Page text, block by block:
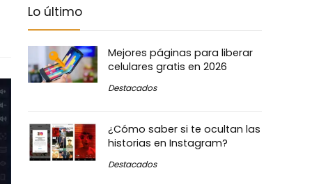
Lo último
Mejores páginas para liberar
celulares gratis en 2026
Destacados
¿Cómo saber si te ocultan las
historias en Instagram?
Destacados